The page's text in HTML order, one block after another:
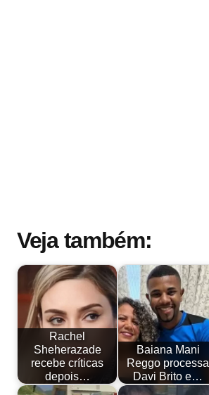
Veja também:
Rachel
Sheherazade
recebe críticas
depois…
Baiana Mani
Reggo processa
Davi Brito e…